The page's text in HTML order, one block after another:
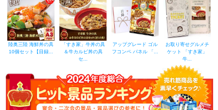
陸奥三陸 海鮮丼の具
10個セット【目録...
「すき家」牛丼の具
＆牛カルビ丼の具
セ...
アップグレード ゴル
フコンペ パネル 「...
お取り寄せグルメチ
ケット 「すき家」
牛...